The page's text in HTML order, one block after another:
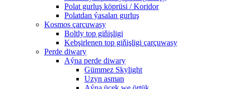
Polat gurluş köprüsi / Koridor
Polatdan ýasalan gurluş
Kosmos çarçuwasy
Boltly top giňişligi
Kebşirlenen top giňişligi çarçuwasy
Perde diwary
Aýna perde diwary
Gümmez Skylight
Uzyn asman